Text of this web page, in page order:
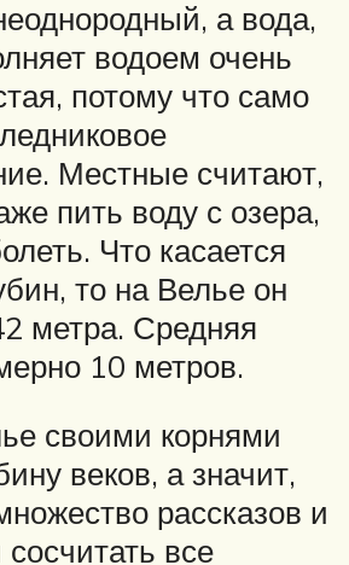
а вода,
водоем очень
потому что само
Местные считают,
пить воду с озера,
Что касается
то на Велье он
метра. Средняя
10 метров.
своими корнями
веков, а значит,
рассказов и
все